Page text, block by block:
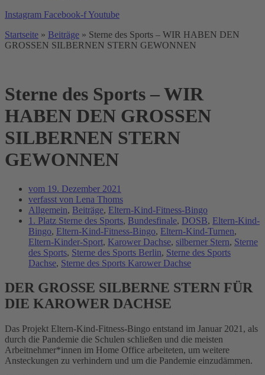
Instagram Facebook-fYoutube
Startseite » Beiträge » Sterne des Sports – WIR HABEN DEN
GROSSEN SILBERNEN STERN GEWONNEN
Sterne des Sports – WIR
HABEN DEN GROSSEN
SILBERNEN STERN
GEWONNEN
vom 19. Dezember 2021
verfasst von Lena Thoms
Allgemein, Beiträge, Eltern-Kind-Fitness-Bingo
1. Platz Sterne des Sports, Bundesfinale, DOSB, Eltern-Kind-
Bingo, Eltern-Kind-Fitness-Bingo, Eltern-Kind-Turnen,
Eltern-Kinder-Sport, Karower Dachse, silberner Stern, Sterne
des Sports, Sterne des Sports Berlin, Sterne des Sports
Dachse, Sterne des Sports Karower Dachse
DER GROSSE SILBERNE STERN FÜR
DIE KAROWER DACHSE
Das Projekt Eltern-Kind-Fitness-Bingo entstand im Januar 2021, als
durch die Pandemie die Schulen schließen und die meisten
Arbeitnehmer*innen im Home Office arbeiteten, um weitere
Ansteckungen zu verhindern und um die Pandemie einzudämmen.